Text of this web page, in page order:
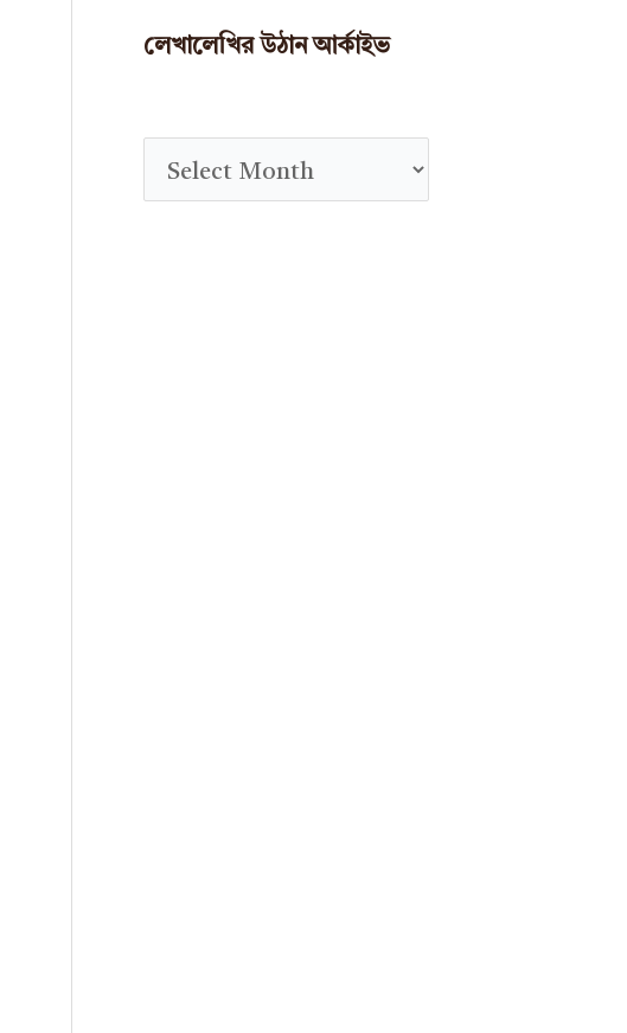
লেখালেখির উঠান আর্কাইভ
r